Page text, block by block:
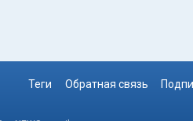
Теги Обратная связь